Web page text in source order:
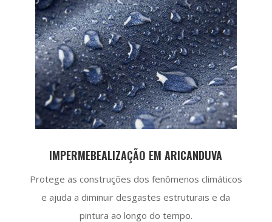
IMPERMEBEALIZAÇÃO EM ARICANDUVA
Protege as construções dos fenômenos climáticos
e ajuda a diminuir desgastes estruturais e da
pintura ao longo do tempo.